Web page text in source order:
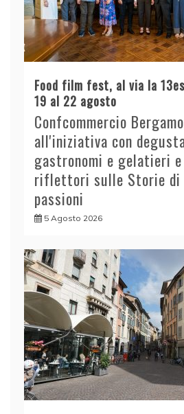
Food film fest, al via la
19 al 22 agosto
Confcommercio
all'iniziativa con
gastronomi e gelatieri
riflettori sulle Storie di
passioni
5 Agosto 2026